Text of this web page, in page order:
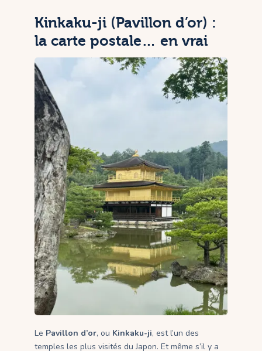
Kinkaku-ji (Pavillon d’or) :
la carte postale… en vrai
Le Pavillon d’or, ou Kinkaku-ji, est l’un des
temples les plus visités du Japon. Et même s’il y a